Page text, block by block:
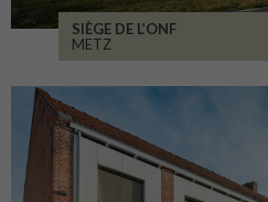
SIÈGE DE L’ONF
METZ